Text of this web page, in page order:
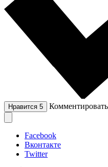
Нравится 5 Комментировать
Facebook
Вконтакте
Twitter